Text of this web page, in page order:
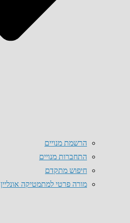
הרשמת מנויים
התחברות מנויים
חיפוש מתקדם
מורה פרטי למתמטיקה אונליין